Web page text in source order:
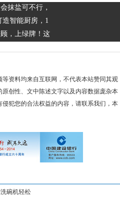
抹盐可不行，
造智能厨房，1
，上绿牌！这
资料均来自互联网，不代表本站赞同其观
创性、文中陈述文字以及内容数据庞杂本
犯您的合法权益的内容，请联系我们，本
碗机轻松